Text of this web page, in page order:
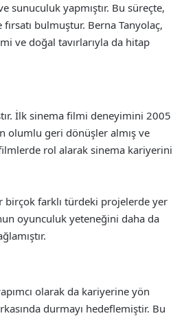
sunuculuk yapmıştır. Bu süreçte,
bulmuştur. Berna Tanyolaç,
ve doğal tavırlarıyla da hitap
İlk sinema filmi deneyimini 2005
olumlu geri dönüşler almış ve
rol alarak sinema kariyerini
farklı türdeki projelerde yer
oyunculuk yeteneğini daha da
olarak da kariyerine yön
durmayı hedeflemiştir. Bu